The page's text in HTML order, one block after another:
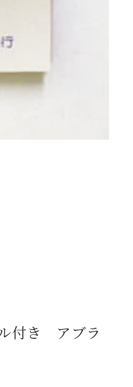
付き アブラ